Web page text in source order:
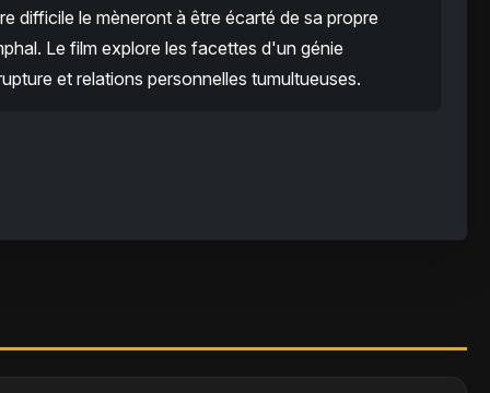
difficile le mèneront à être écarté de sa propre
Le film explore les facettes d'un génie
et relations personnelles tumultueuses.